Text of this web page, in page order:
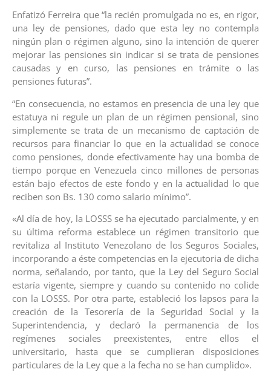
Enfatizó Ferreira que “la recién promulgada no es, en rigor,
una ley de pensiones, dado que esta ley no contempla
ningún plan o régimen alguno, sino la intención de querer
mejorar las pensiones sin indicar si se trata de pensiones
causadas y en curso, las pensiones en trámite o las
pensiones futuras”.
“En consecuencia, no estamos en presencia de una ley que
estatuya ni regule un plan de un régimen pensional, sino
simplemente se trata de un mecanismo de captación de
recursos para financiar lo que en la actualidad se conoce
como pensiones, donde efectivamente hay una bomba de
tiempo porque en Venezuela cinco millones de personas
están bajo efectos de este fondo y en la actualidad lo que
reciben son Bs. 130 como salario mínimo”.
«Al día de hoy, la LOSSS se ha ejecutado parcialmente, y en
su última reforma establece un régimen transitorio que
revitaliza al Instituto Venezolano de los Seguros Sociales,
incorporando a éste competencias en la ejecutoria de dicha
norma, señalando, por tanto, que la Ley del Seguro Social
estaría vigente, siempre y cuando su contenido no colide
con la LOSSS. Por otra parte, estableció los lapsos para la
creación de la Tesorería de la Seguridad Social y la
Superintendencia, y declaró la permanencia de los
regímenes sociales preexistentes, entre ellos el
universitario, hasta que se cumplieran disposiciones
particulares de la Ley que a la fecha no se han cumplido».